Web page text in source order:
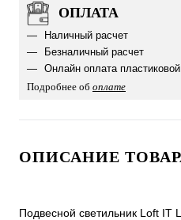
ОПЛАТА
Наличный расчет
Безналичный расчет
Онлайн оплата
Подробнее об оплате
ОПИСАНИЕ
Подвесной светильник Loft IT